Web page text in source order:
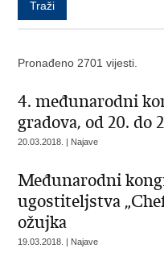
Pronađeno 2701 vijesti.
4. međunarodni
gradova, od 20. do
20.03.2018. | Najave
Međunarodni
ugostiteljstva
ožujka
19.03.2018. | Najave